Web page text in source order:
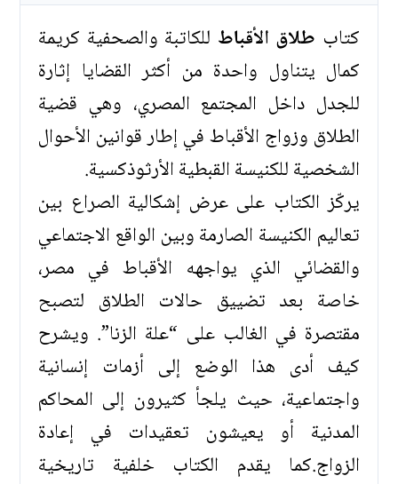
كتاب طلاق الأقباط للكاتبة والصحفية كريمة
كمال يتناول واحدة من أكثر القضايا إثارة
للجدل داخل المجتمع المصري، وهي قضية
الطلاق وزواج الأقباط في إطار قوانين الأحوال
الشخصية للكنيسة القبطية الأرثوذكسية.
يركّز الكتاب على عرض إشكالية الصراع بين
تعاليم الكنيسة الصارمة وبين الواقع الاجتماعي
والقضائي الذي يواجهه الأقباط في مصر،
خاصة بعد تضييق حالات الطلاق لتصبح
مقتصرة في الغالب على “علة الزنا”. ويشرح
كيف أدى هذا الوضع إلى أزمات إنسانية
واجتماعية، حيث يلجأ كثيرون إلى المحاكم
المدنية أو يعيشون تعقيدات في إعادة
الزواج.كما يقدم الكتاب خلفية تاريخية